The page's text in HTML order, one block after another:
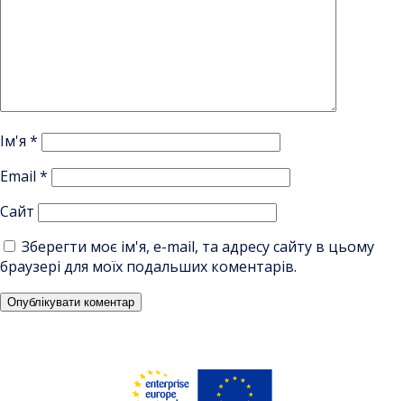
Ім'я *
Email *
Сайт
Зберегти моє ім'я, e-mail, та адресу сайту в цьому
браузері для моїх подальших коментарів.